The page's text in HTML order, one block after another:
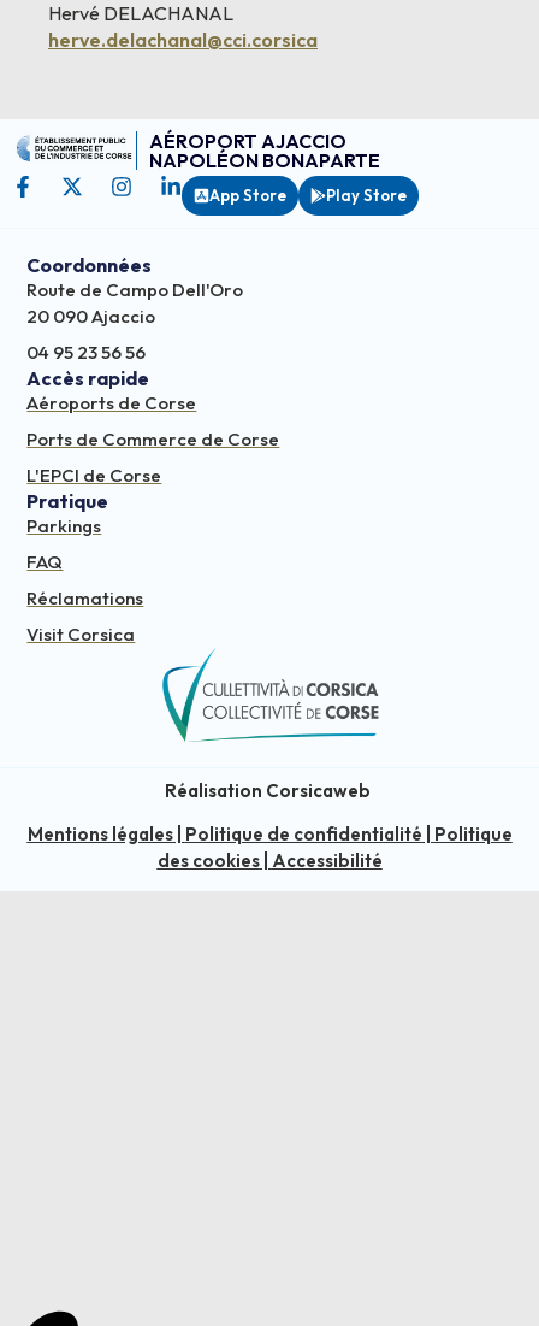
Hervé DELACHANAL
herve.delachanal@cci.corsica
AÉROPORT AJACCIO
NAPOLÉON BONAPARTE
App Store Play Store
Coordonnées
Route de Campo Dell'Oro
20 090 Ajaccio
04 95 23 56 56
Accès rapide
Aéroports de Corse
Ports de Commerce de Corse
L'EPCI de Corse
Pratique
Parkings
FAQ
Réclamations
Visit Corsica
Réalisation Corsicaweb
Mentions légales| Politique de confidentialité
Politique
des cookies| Accessibilité